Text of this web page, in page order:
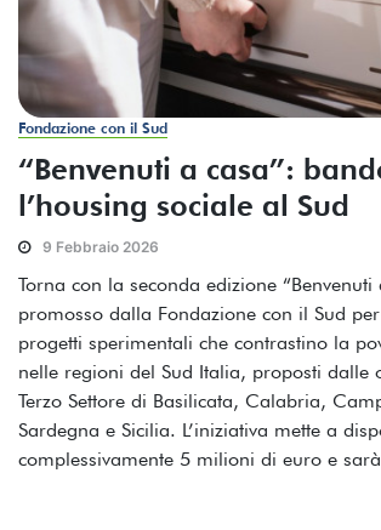
Fondazione con il Sud
“Benvenuti a casa”:
l’housing sociale al Sud
9 Febbraio 2026
Torna con la seconda edizione
promosso dalla Fondazione con il Sud
progetti sperimentali che contrastino la
nelle regioni del Sud Italia, proposti dalle
Terzo Settore di Basilicata, Calabria,
Sardegna e Sicilia. L’iniziativa mette a
complessivamente 5 milioni di euro e